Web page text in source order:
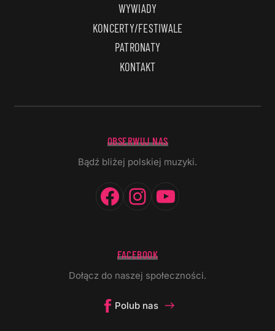
WYWIADY
KONCERTY/FESTIWALE
PATRONATY
KONTAKT
OBSERWUJ NAS
Bądź bliżej polskiej muzyki.
Facebook
Instagram
FACEBOOK
Dołącz do naszej społeczności.
Polub nas